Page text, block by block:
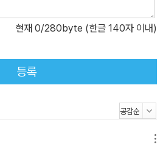
현재 0/280byte (한글 140자 이내)
등록